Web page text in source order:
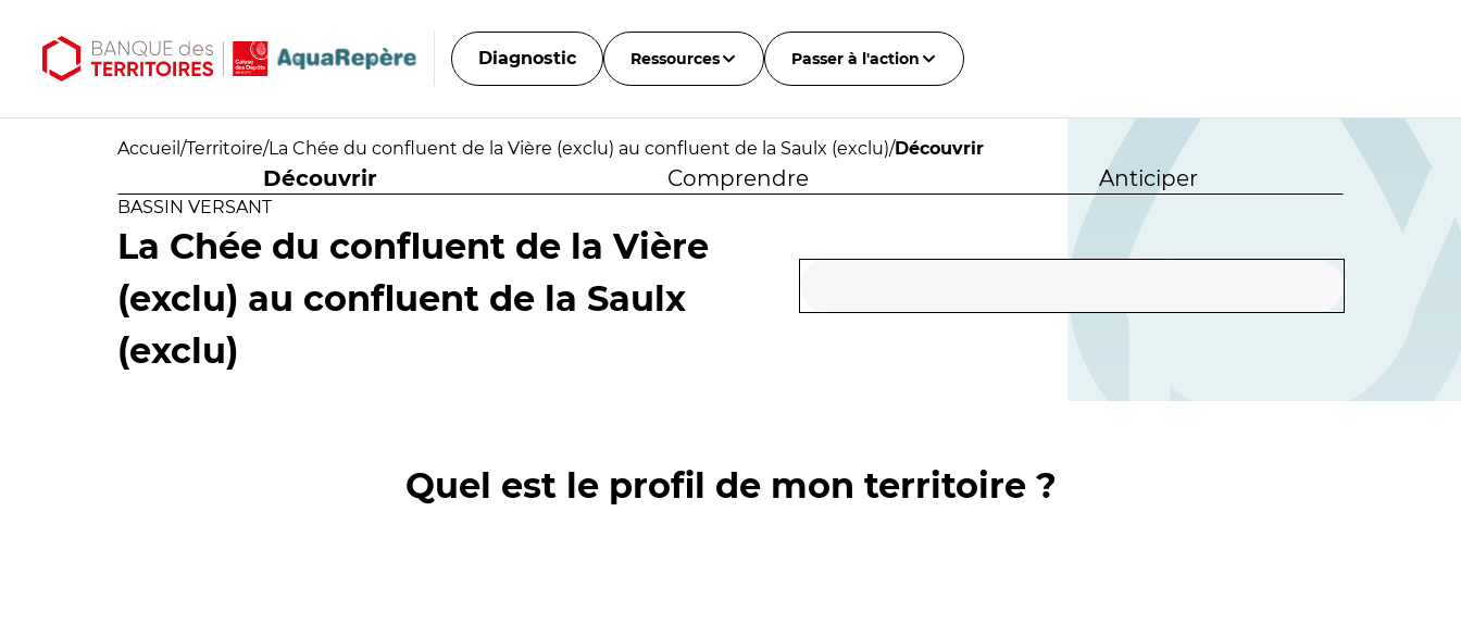
Diagnostic Ressources Passer à l'action
Accueil /Territoire/La Chée du confluent de la Vière (exclu) au confluent de la Saulx (exclu)/Découvrir
Découvrir Comprendre Anticiper
BASSIN VERSANT
La Chée du confluent de la Vière
(exclu) au confluent de la Saulx
(exclu)
Quel est le profil de mon territoire ?